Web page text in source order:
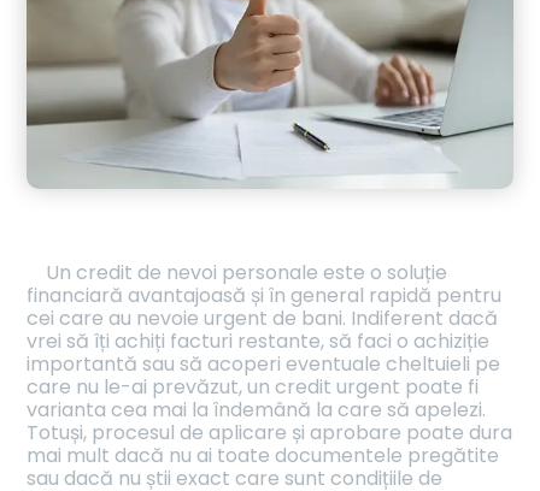
Un credit de nevoi personale este o soluție
financiară avantajoasă și în general rapidă pentru
cei care au nevoie urgent de bani. Indiferent dacă
vrei să îți achiți facturi restante, să faci o achiziție
importantă sau să acoperi eventuale cheltuieli pe
care nu le-ai prevăzut, un credit urgent poate fi
varianta cea mai la îndemână la care să apelezi.
Totuși, procesul de aplicare și aprobare poate dura
mai mult dacă nu ai toate documentele pregătite
sau dacă nu știi exact care sunt condițiile de